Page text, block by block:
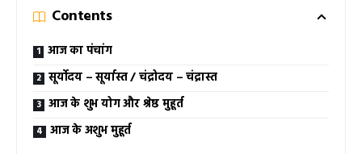
Contents
आज का पंचांग
सूर्योदय – सूर्यास्त / चंद्रोदय – चंद्रास्त
आज के शुभ योग और श्रेष्ठ मुहूर्त
आज के अशुभ मुहूर्त